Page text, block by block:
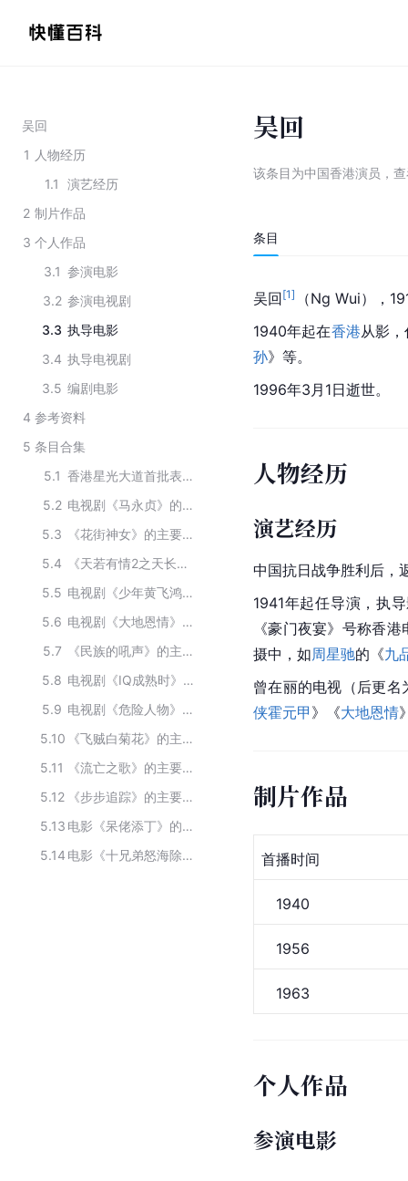
吴回
1 人物经历
1.1
演艺经历
2 制片作品
3 个人作品
3.1 参演电影
3.2 参演电视剧
3.3 执导电影
3.4 执导电视剧
3.5 编剧电影
4 参考资料
5 条目合集
5.1
香港星光大道首批表彰人员
5.2
电视剧《马永贞》的主要演员
5.3
《花街神女》的主要演员
5.4
《天若有情2之天长地久》的主要演员
5.5
电视剧《少年黄飞鸿》的演员
5.6
电视剧《大地恩情》的主要演员
5.7
《民族的吼声》的主要演员
5.8
电视剧《IQ成熟时》主要演员
5.9
电视剧《危险人物》导演
5.10
《飞贼白菊花》的主要演员
5.11
《流亡之歌》的主要演员
5.12
《步步追踪》的主要演员
5.13
电影《呆佬添丁》的主要演职人员
5.14
电影《十兄弟怒海除魔》主要演职员
吴回
该条目为中国香港演员 ，
条目
吴回[1]
（Ng Wui），
1940年起在香港从影
孙》等。
1996年3月1日逝世。
人物经历
演艺经历
中国抗日战争胜利后，
1941年起任导演，执
《豪门夜宴》号称香
摄中，如周星驰的《九
曾在丽的电视（后更名
侠霍元甲 》《大地恩情
制片作品
首播时间
1940
1956
1963
个人作品
参演电影